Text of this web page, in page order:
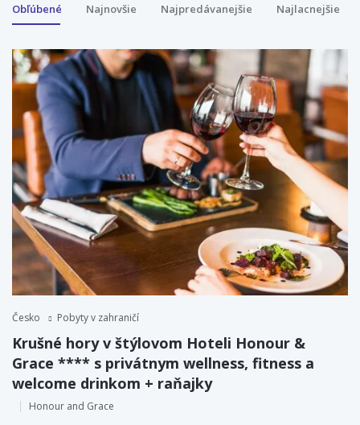
Obľúbené Najnovšie Najpredávanejšie Najlacnejšie
Česko Pobyty v zahraničí
Krušné hory v štýlovom Hoteli Honour &
Grace **** s privátnym wellness, fitness a
welcome drinkom + raňajky
Honour and Grace